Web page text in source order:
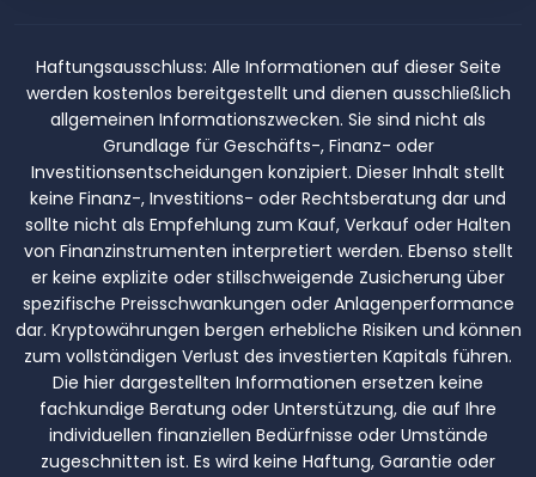
Haftungsausschluss: Alle Informationen auf dieser Seite
werden kostenlos bereitgestellt und dienen ausschließlich
allgemeinen Informationszwecken. Sie sind nicht als
Grundlage für Geschäfts-, Finanz- oder
Investitionsentscheidungen konzipiert. Dieser Inhalt stellt
keine Finanz-, Investitions- oder Rechtsberatung dar und
sollte nicht als Empfehlung zum Kauf, Verkauf oder Halten
von Finanzinstrumenten interpretiert werden. Ebenso stellt
er keine explizite oder stillschweigende Zusicherung über
spezifische Preisschwankungen oder Anlagenperformance
dar. Kryptowährungen bergen erhebliche Risiken und können
zum vollständigen Verlust des investierten Kapitals führen.
Die hier dargestellten Informationen ersetzen keine
fachkundige Beratung oder Unterstützung, die auf Ihre
individuellen finanziellen Bedürfnisse oder Umstände
zugeschnitten ist. Es wird keine Haftung, Garantie oder